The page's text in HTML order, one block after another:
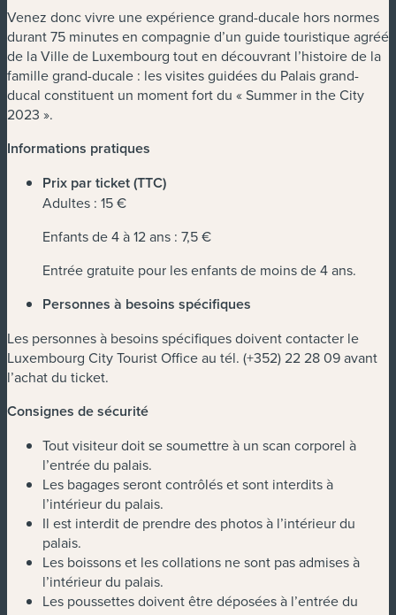
Venez donc vivre une expérience grand-ducale hors normes
durant 75 minutes en compagnie d’un guide touristique agréé
de la Ville de Luxembourg tout en découvrant l’histoire de la
famille grand-ducale : les visites guidées du Palais grand-
ducal constituent un moment fort du « Summer in the City
2023 ».
Informations pratiques
Prix par ticket (TTC)
Adultes : 15 €
Enfants de 4 à 12 ans : 7,5 €
Entrée gratuite pour les enfants de moins de 4 ans.
Personnes à besoins spécifiques
Les personnes à besoins spécifiques doivent contacter le
Luxembourg City Tourist Office au tél. (+352) 22 28 09 avant
l’achat du ticket.
Consignes de sécurité
Tout visiteur doit se soumettre à un scan corporel à
l’entrée du palais.
Les bagages seront contrôlés et sont interdits à
l’intérieur du palais.
Il est interdit de prendre des photos à l’intérieur du
palais.
Les boissons et les collations ne sont pas admises à
l’intérieur du palais.
Les poussettes doivent être déposées à l’entrée du